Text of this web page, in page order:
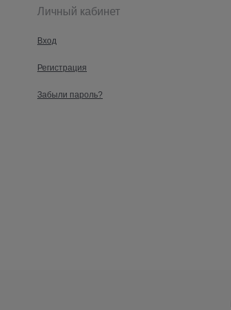
Личный кабинет
Вход
Регистрация
Забыли пароль?